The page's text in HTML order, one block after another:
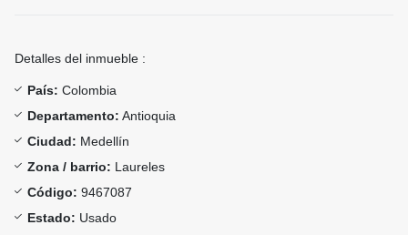
Detalles del inmueble :
País: Colombia
Departamento: Antioquia
Ciudad: Medellín
Zona / barrio: Laureles
Código: 9467087
Estado: Usado